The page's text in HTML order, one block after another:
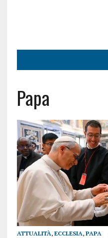
Papa
ATTUALITÀ, ECCLESIA, PAPA